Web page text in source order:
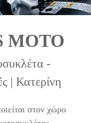
MOTO
-
| Κατερίνη
στον χώρο